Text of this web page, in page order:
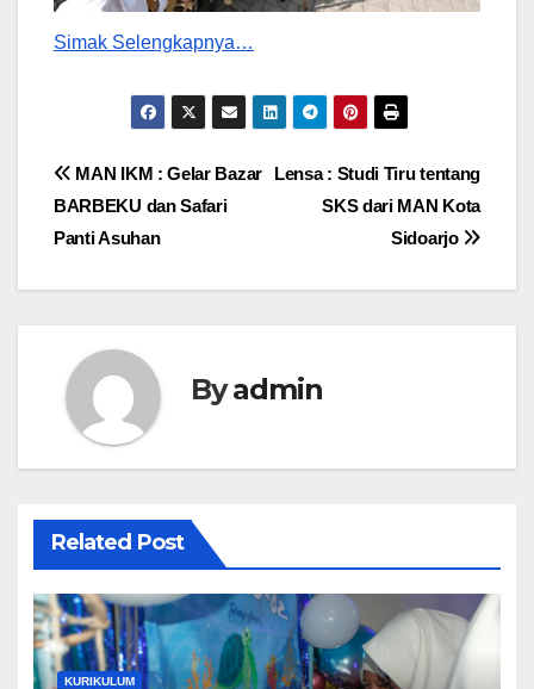
Simak Selengkapnya…
Post
navigation
Lensa : Studi Tiru tentang
SKS dari MAN Kota
Sidoarjo
MAN IKM : Gelar Bazar
BARBEKU dan Safari
Panti Asuhan
Byadmin
Related Post
KURIKULUM